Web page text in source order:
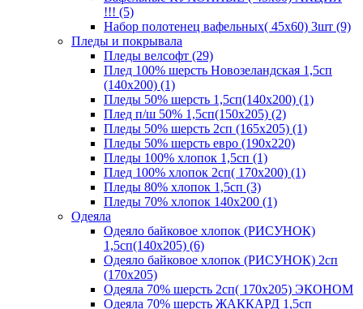
!!! (5)
Набор полотенец вафельных( 45х60) 3шт (9)
Пледы и покрывала
Пледы велсофт (29)
Плед 100% шерсть Новозеландская 1,5сп
(140х200) (1)
Пледы 50% шерсть 1,5сп(140х200) (1)
Плед п/ш 50% 1,5сп(150х205) (2)
Пледы 50% шерсть 2сп (165х205) (1)
Пледы 50% шерсть евро (190х220)
Пледы 100% хлопок 1,5сп (1)
Плед 100% хлопок 2сп( 170х200) (1)
Пледы 80% хлопок 1,5сп (3)
Пледы 70% хлопок 140х200 (1)
Одеяла
Одеяло байковое хлопок (РИСУНОК)
1,5сп(140х205) (6)
Одеяло байковое хлопок (РИСУНОК) 2сп
(170х205)
Одеяла 70% шерсть 2сп( 170х205) ЭКОНОМ
Одеяла 70% шерсть ЖАККАРД 1,5сп